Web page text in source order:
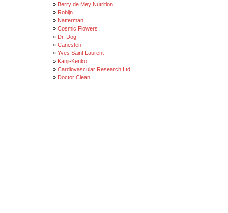
» Berry de Mey Nutrition
» Robijn
» Natterman
» Cosmic Flowers
» Dr. Dog
» Canesten
» Yves Saint Laurent
» Kanji-Kenko
» Cardiovascular Research Ltd
» Doctor Clean